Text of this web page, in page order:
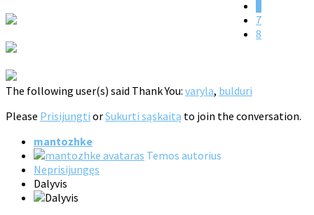
7
8
The following user(s) said Thank You: varyla, bulduri
Please Prisijungti orSukurti sąskaitą to join the conversation.
mantozhke
Temos autorius
Neprisijungęs
Dalyvis